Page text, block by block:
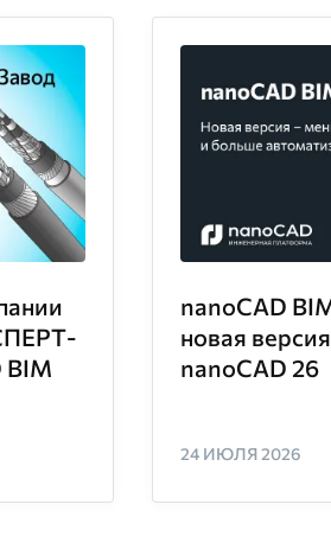
BIM
nanoCAD
новая
nanoCAD 26
24 ИЮЛЯ 2026